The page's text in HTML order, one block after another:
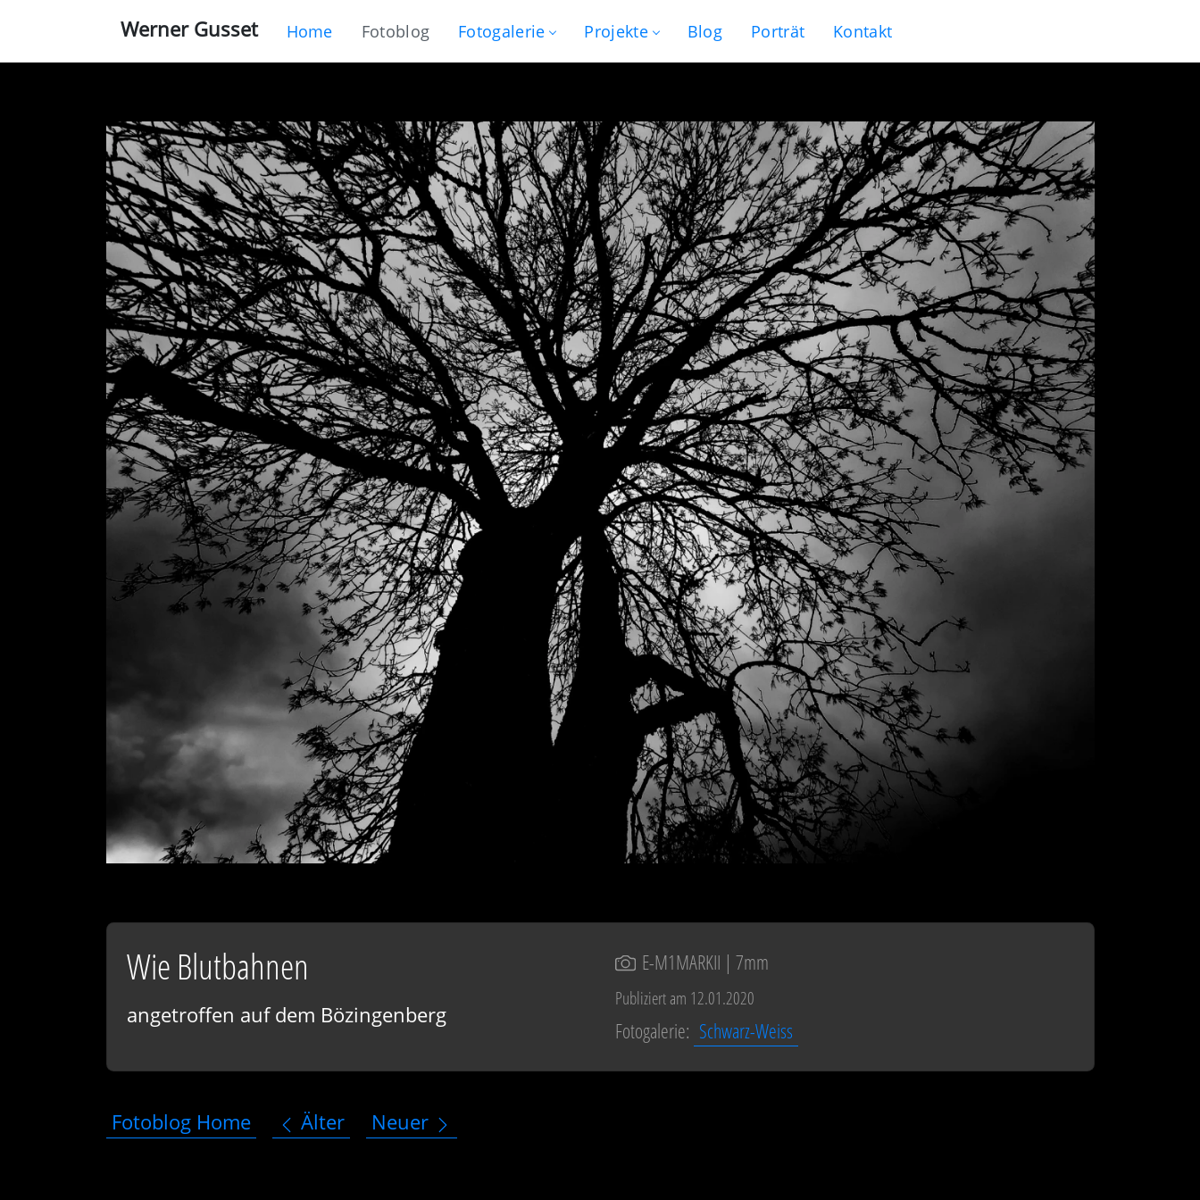
Werner Gusset Home Fotoblog Fotogalerie Projekte Blog Porträt Kontakt
Wie Blutbahnen
angetroffen auf dem Bözingenberg
E-M1MARKII | 7mm
Publiziert am 12.01.2020
Fotogalerie: Schwarz-Weiss
Fotoblog Home Älter Neuer